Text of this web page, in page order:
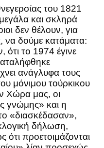
του 1821
και σκληρά
δεν θέλουν, για
να δούμε κατάματα:
το 1974 έγινε
ανάγλυφα τους
μόνιμου τούρκικου
Χώρα μας, οι
γνώμης» και η
«διασκέδασαν»,
δήλωση,
προετοιμάζονται